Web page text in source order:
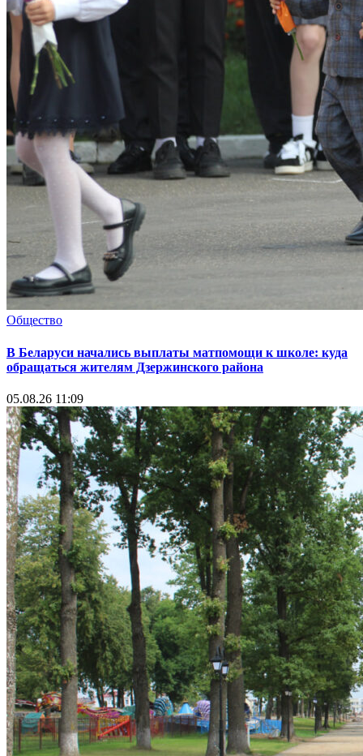
Общество
В Беларуси начались выплаты матпомощи к школе: куда
обращаться жителям Дзержинского района
05.08.26 11:09